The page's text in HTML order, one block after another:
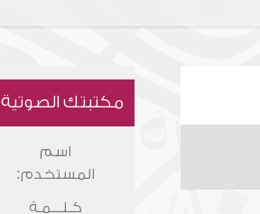
مكتبتك الصوتية
اسم
المستخدم:
كـلـــمـة